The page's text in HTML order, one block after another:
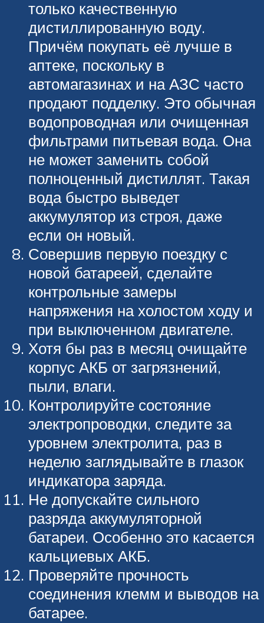
только качественную
дистиллированную воду.
Причём покупать её лучше в
аптеке, поскольку в
автомагазинах и на АЗС часто
продают подделку. Это обычная
водопроводная или очищенная
фильтрами питьевая вода. Она
не может заменить собой
полноценный дистиллят. Такая
вода быстро выведет
аккумулятор из строя, даже
если он новый.
Совершив первую поездку с
новой батареей, сделайте
контрольные замеры
напряжения на холостом ходу и
при выключенном двигателе.
Хотя бы раз в месяц очищайте
корпус АКБ от загрязнений,
пыли, влаги.
Контролируйте состояние
электропроводки, следите за
уровнем электролита, раз в
неделю заглядывайте в глазок
индикатора заряда.
Не допускайте сильного
разряда аккумуляторной
батареи. Особенно это касается
кальциевых АКБ.
Проверяйте прочность
соединения клемм и выводов на
батарее.